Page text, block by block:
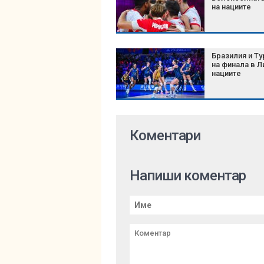
на нациите
Бразилия и
на финала в
нациите
Коментари
Напиши коментар